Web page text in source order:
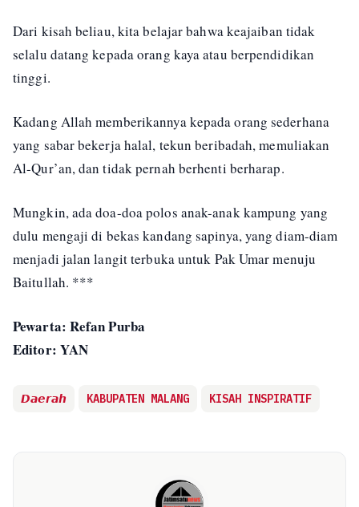
Dari kisah beliau, kita belajar bahwa keajaiban tidak
selalu datang kepada orang kaya atau berpendidikan
tinggi.
Kadang Allah memberikannya kepada orang sederhana
yang sabar bekerja halal, tekun beribadah, memuliakan
Al-Qur’an, dan tidak pernah berhenti berharap.
Mungkin, ada doa-doa polos anak-anak kampung yang
dulu mengaji di bekas kandang sapinya, yang diam-diam
menjadi jalan langit terbuka untuk Pak Umar menuju
Baitullah. ***
Pewarta: Refan Purba
Editor: YAN
𝘿𝙖𝙚𝙧𝙖𝙝 KABUPATEN MALANG KISAH INSPIRATIF